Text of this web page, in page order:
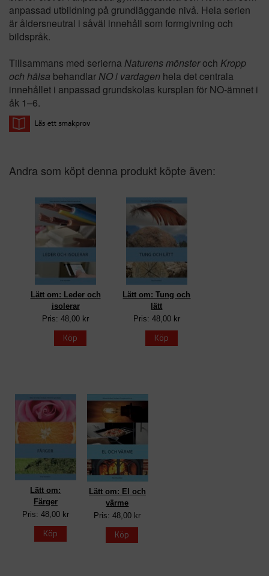
anpassad utbildning på grundläggande nivå. Hela serien
är åldersneutral i såväl innehåll som formgivning och
bildspråk.
Tillsammans med serierna Naturens mönsteroch Kropp
och hälsa behandlar NO i vardagen hela det centrala
innehållet i anpassad grundskolas kursplan för NO-ämnet i
åk 1–6.
Andra som köpt denna produkt köpte även:
Lätt om: Leder och
isolerar
Pris: 48,00 kr
Köp
Lätt om: Tung och
lätt
Pris: 48,00 kr
Köp
Lätt om:
Färger
Pris: 48,00 kr
Köp
Lätt om: El och
värme
Pris: 48,00 kr
Köp